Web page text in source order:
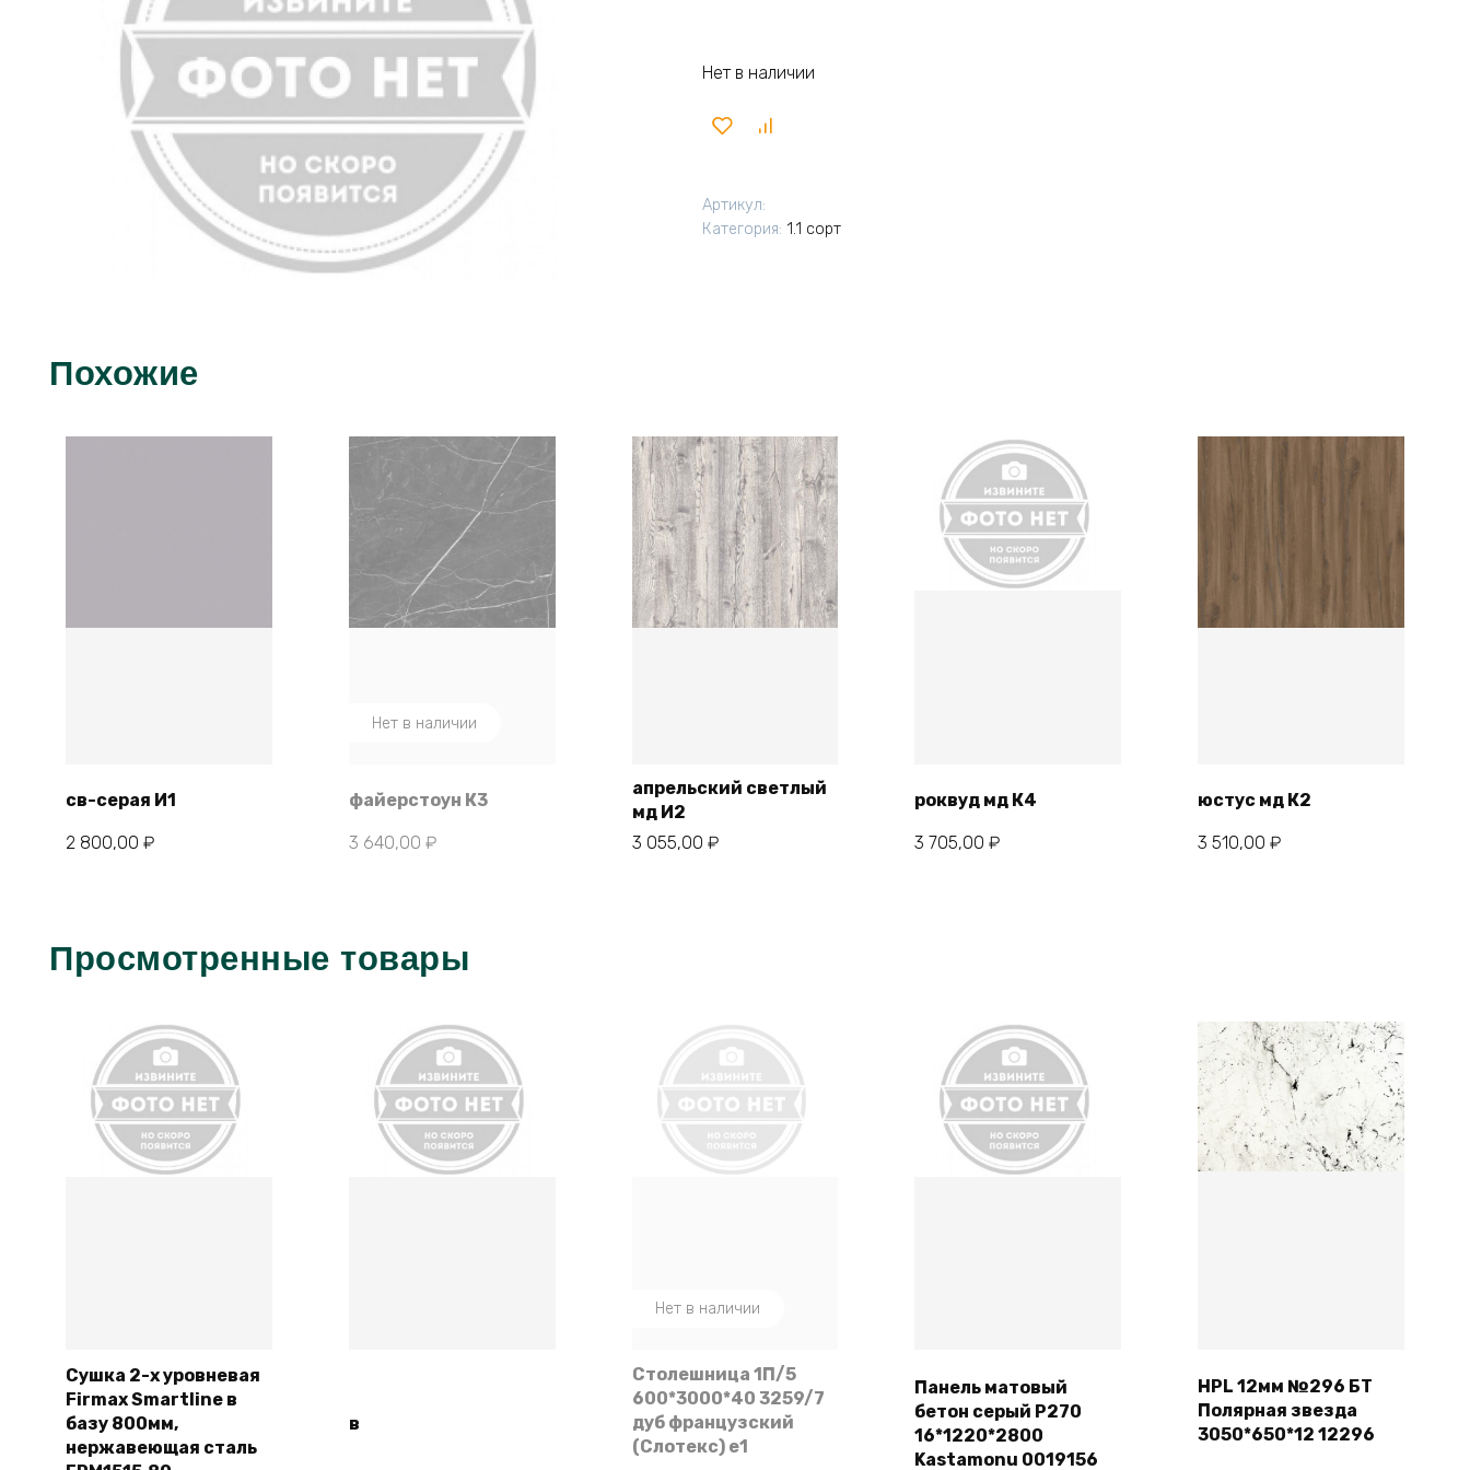
Нет в наличии
Артикул:
Категория: 1.1 сорт
Похожие
В корзину
св-серая И1
2 800,00 ₽
Нет в наличии
файерстоун К3
3 640,00 ₽
В корзину
апрельский светлый
мд И2
3 055,00 ₽
В корзину
роквуд мд К4
3 705,00₽
В корзину
юстус мд К2
3 510,00₽
Просмотренные товары
Подробнее
Сушка 2-х уровневая
Firmax Smartline в
базу 800мм,
нержавеющая сталь
в
Нет в наличии
Столешница 1П/5
600*3000*40 3259/7
дуб французский
(Слотекс) e1
Подробнее
Панель матовый
бетон серый Р270
16*1220*2800
Kastamonu 0019156
В корзину
HPL 12мм №296 БТ
Полярная звезда
3050*650*12 12296